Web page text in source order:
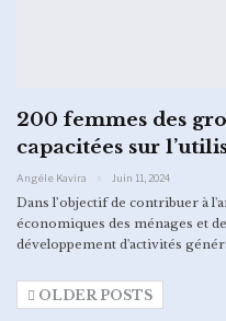
200 femmes des
capacitées sur
Angèle Kavira Juin 11, 2024
Dans l’objectif de contribuer à
économiques des ménages et
développement d'activités
OLDER POSTS